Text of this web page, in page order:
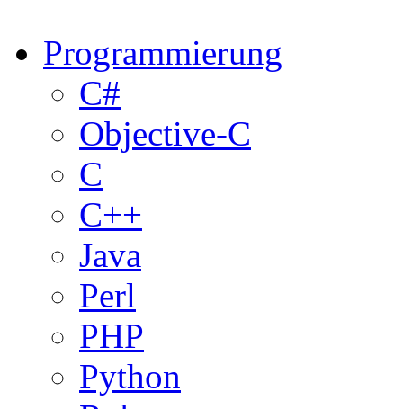
Programmierung
C#
Objective-C
C
C++
Java
Perl
PHP
Python